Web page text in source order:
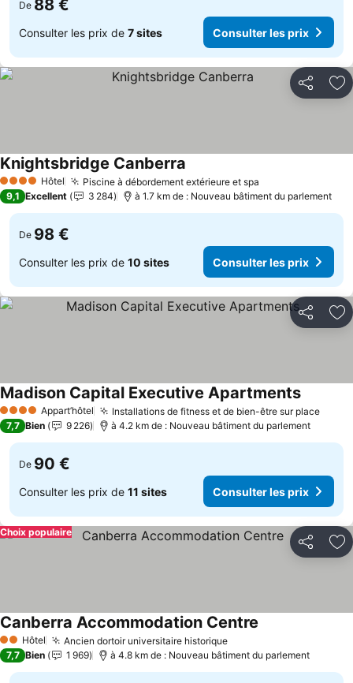
De 88 €
Consulter les prix de 7 sites Consulter les prix
Partager
4 Étoiles Hôtel Piscine à débordement extérieure et spa
Knightsbridge Canberra
9,1 Excellent 3 284 à 1.7 km de : Nouveau bâtiment du parlement
De 98 €
Consulter les prix de 10 sites Consulter les prix
Partager
4 Étoiles Appart’hôtel Installations de fitness et de bien-être sur place
Madison Capital Executive Apartments
7,7 Bien 9 226 à 4.2 km de : Nouveau bâtiment du parlement
De 90 €
Consulter les prix de 11 sites Consulter les prix
Partager
Choix populaire
2 Étoiles
Hôtel Ancien dortoir universitaire historiqueConsulter les prix
Canberra Accommodation Centre
7,7 Bien 1 969 à 4.8 km de : Nouveau bâtiment du parlement